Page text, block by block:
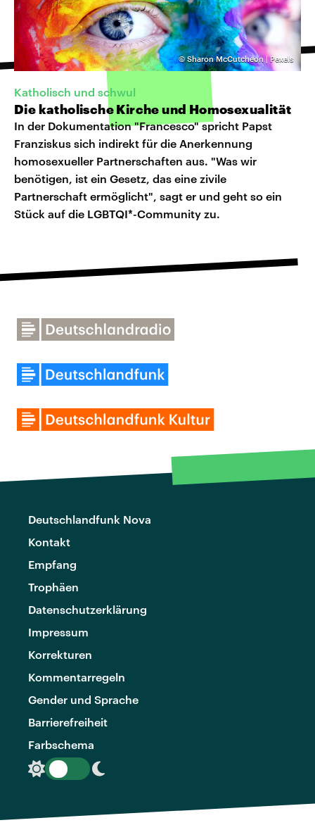
©Sharon McCutcheon | Pexels
Katholisch und schwul
Die katholische Kirche und Homosexualität
In der Dokumentation "Francesco" spricht Papst
Franziskus sich indirekt für die Anerkennung
homosexueller Partnerschaften aus. "Was wir
benötigen, ist ein Gesetz, das eine zivile
Partnerschaft ermöglicht", sagt er und geht so ein
Stück auf die LGBTQI*-Community zu.
Deutschlandfunk Nova
Kontakt
Empfang
Trophäen
Datenschutzerklärung
Impressum
Korrekturen
Kommentarregeln
Gender und Sprache
Barrierefreiheit
Farbschema